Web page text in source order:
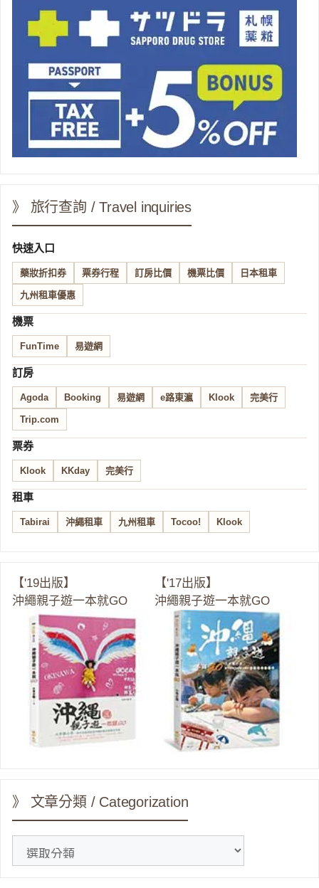
》 旅行查詢 / Travel inquiries
快速入口
藥妝折扣券 票券行程 訂房比價 機票比價 日本租車
九州租車優惠
機票
FunTime 易遊網
訂房
Agoda Booking 易遊網 e路東瀛 Klook 完美行
Trip.com
票券
Klook KKday 完美行
租車
Tabirai 沖繩租車 九州租車 Tocoo! Klook
【'19出版】
沖繩親子遊一本就GO
【'17出版】
沖繩親子遊一本就GO
》 文章分類 / Categorization